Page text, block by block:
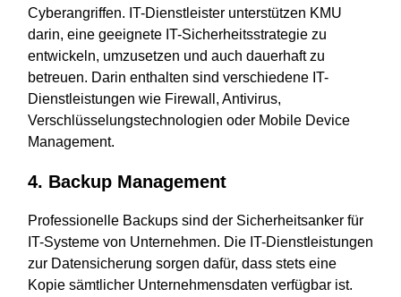
Cyberangriffen. IT-Dienstleister unterstützen KMU
darin, eine geeignete IT-Sicherheitsstrategie zu
entwickeln, umzusetzen und auch dauerhaft zu
betreuen. Darin enthalten sind verschiedene IT-
Dienstleistungen wie Firewall, Antivirus,
Verschlüsselungstechnologien oder Mobile Device
Management.
4. Backup Management
Professionelle Backups sind der Sicherheitsanker für
IT-Systeme von Unternehmen. Die IT-Dienstleistungen
zur Datensicherung sorgen dafür, dass stets eine
Kopie sämtlicher Unternehmensdaten verfügbar ist.